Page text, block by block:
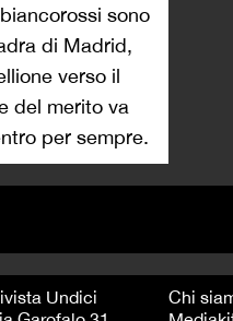
sono
di Madrid,
verso il
del merito va
per sempre.
Undici
Chi